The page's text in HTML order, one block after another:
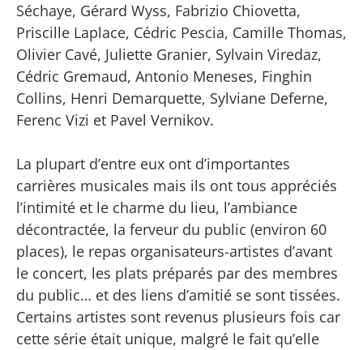
Séchaye, Gérard Wyss, Fabrizio Chiovetta,
Priscille Laplace, Cédric Pescia, Camille Thomas,
Olivier Cavé, Juliette Granier, Sylvain Viredaz,
Cédric Gremaud, Antonio Meneses, Finghin
Collins, Henri Demarquette, Sylviane Deferne,
Ferenc Vizi et Pavel Vernikov.
La plupart d’entre eux ont d’importantes
carrières musicales mais ils ont tous appréciés
l’intimité et le charme du lieu, l’ambiance
décontractée, la ferveur du public (environ 60
places), le repas organisateurs-artistes d’avant
le concert, les plats préparés par des membres
du public… et des liens d’amitié se sont tissées.
Certains artistes sont revenus plusieurs fois car
cette série était unique, malgré le fait qu’elle